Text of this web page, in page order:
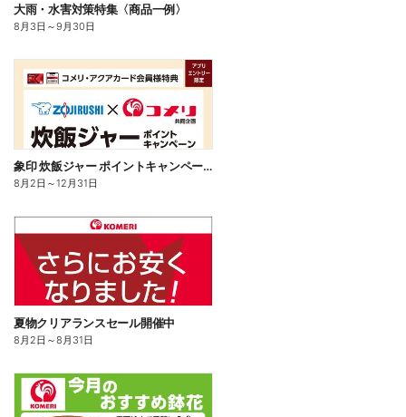
大雨・水害対策特集〈商品一例〉
8月3日 ～9月30日
象印 炊飯ジャー ポイントキャンペーン
8月2日 ～12月31日
夏物クリアランスセール開催中
8月2日 ～8月31日